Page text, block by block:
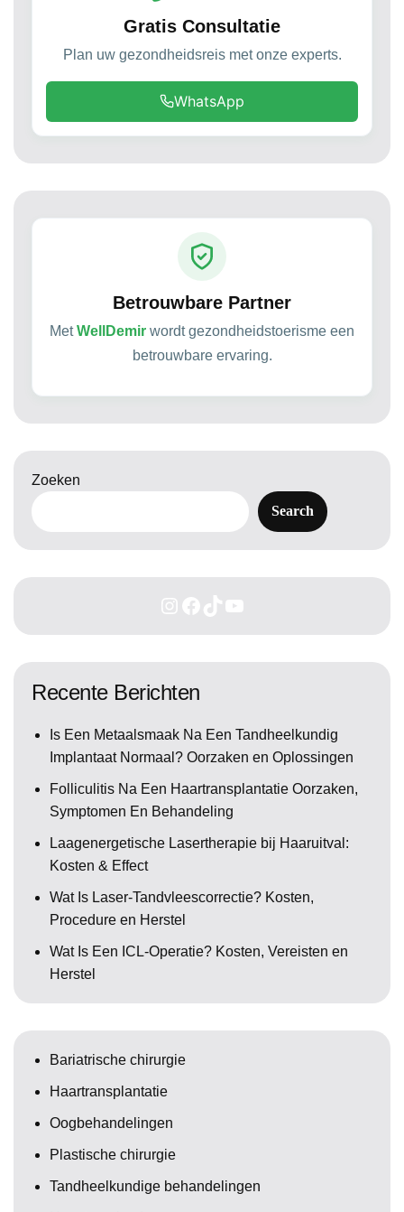
Gratis Consultatie
Plan uw gezondheidsreis met onze experts.
WhatsApp
Betrouwbare Partner
MetWellDemir wordt gezondheidstoerisme een
betrouwbare ervaring.
Zoeken
Search
Recente Berichten
Is Een Metaalsmaak Na Een Tandheelkundig
Implantaat Normaal? Oorzaken en Oplossingen
Folliculitis Na Een Haartransplantatie Oorzaken,
Symptomen En Behandeling
Laagenergetische Lasertherapie bij Haaruitval:
Kosten & Effect
Wat Is Laser-Tandvleescorrectie? Kosten,
Procedure en Herstel
Wat Is Een ICL-Operatie? Kosten, Vereisten en
Herstel
Bariatrische chirurgie
Haartransplantatie
Oogbehandelingen
Plastische chirurgie
Tandheelkundige behandelingen